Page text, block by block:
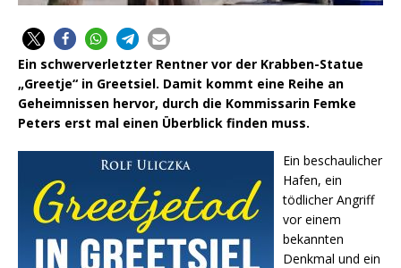
Ein schwerverletzter Rentner vor der Krabben-Statue
„Greetje“ in Greetsiel. Damit kommt eine Reihe an
Geheimnissen hervor, durch die Kommissarin Femke
Peters erst mal einen Überblick finden muss.
Ein beschaulicher
Hafen, ein
tödlicher Angriff
vor einem
bekannten
Denkmal und ein